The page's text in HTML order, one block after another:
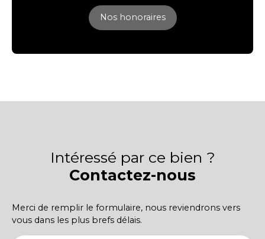
Nos honoraires
Intéressé par ce bien ?
Contactez-nous
Merci de remplir le formulaire, nous reviendrons vers
vous dans les plus brefs délais.